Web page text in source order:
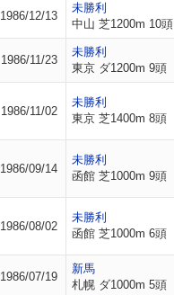
1986/12/13
未勝利
中山 芝1200m 10頭
1986/11/23
未勝利
東京 ダ1200m 9頭
1986/11/02
未勝利
東京 芝1400m 8頭
1986/09/14
未勝利
函館 芝1000m 9頭
1986/08/02
未勝利
函館 芝1000m 6頭
1986/07/19
新馬
札幌 ダ1000m 5頭